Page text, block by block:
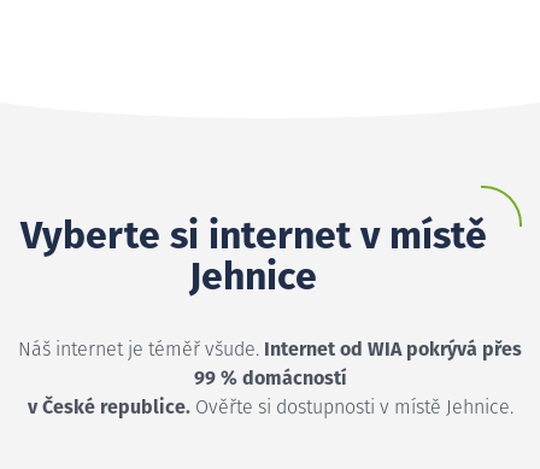
Vyberte si internet v místě
Jehnice
Náš internet je téměř všude. Internet od WIA pokrývá přes
99 % domácností
v České republice.Ověřte si dostupnosti v místě Jehnice.